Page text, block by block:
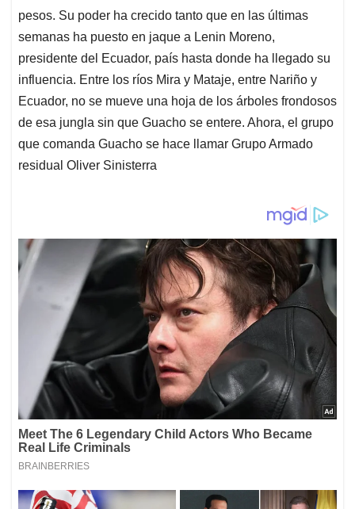
pesos. Su poder ha crecido tanto que en las últimas
semanas ha puesto en jaque a Lenin Moreno,
presidente del Ecuador, país hasta donde ha llegado su
influencia. Entre los ríos Mira y Mataje, entre Nariño y
Ecuador, no se mueve una hoja de los árboles frondosos
de esa jungla sin que Guacho se entere. Ahora, el grupo
que comanda Guacho se hace llamar Grupo Armado
residual Oliver Sinisterra